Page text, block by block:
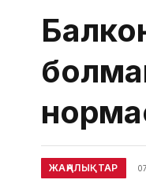
ЖАҢАЛЫҚТАР